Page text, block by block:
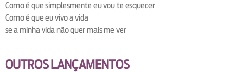
Como é que simplesmente eu vou te esquecer
Como é que eu vivo a vida
se a minha vida não quer mais me ver
OUTROS LANÇAMENTOS